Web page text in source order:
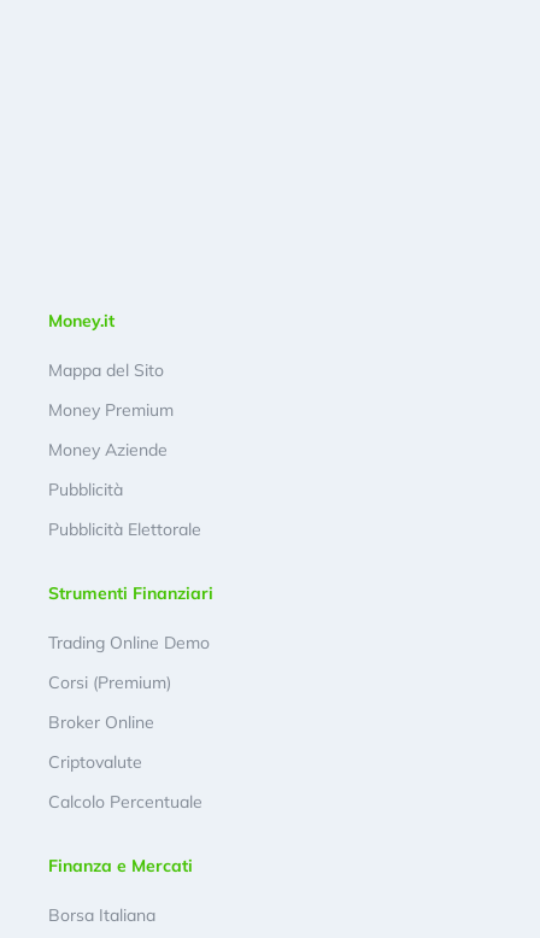
Money.it
Mappa del Sito
Money Premium
Money Aziende
Pubblicità
Pubblicità Elettorale
Strumenti Finanziari
Trading Online Demo
Corsi (Premium)
Broker Online
Criptovalute
Calcolo Percentuale
Finanza e Mercati
Borsa Italiana